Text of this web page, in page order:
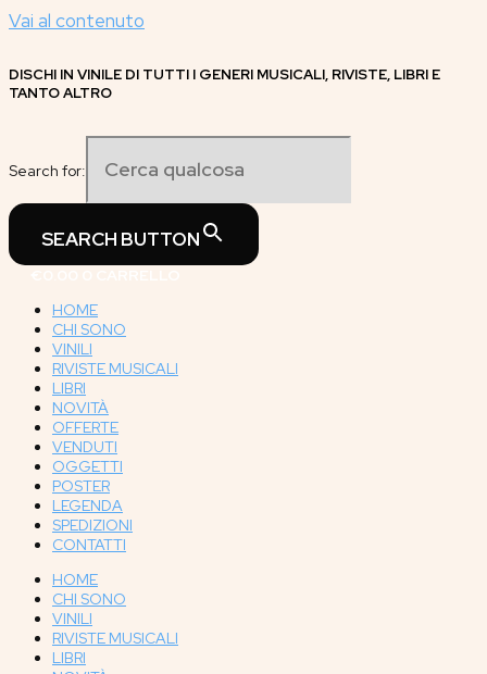
Vai al contenuto
DISCHI IN VINILE DI TUTTI I GENERI MUSICALI, RIVISTE, LIBRI E
TANTO ALTRO
Search for:
SEARCH BUTTON
HOME
CHI SONO
VINILI
RIVISTE MUSICALI
LIBRI
NOVITÀ
OFFERTE
VENDUTI
OGGETTI
POSTER
LEGENDA
SPEDIZIONI
CONTATTI
HOME
CHI SONO
VINILI
RIVISTE MUSICALI
LIBRI